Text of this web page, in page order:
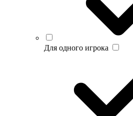
Для одного игрока